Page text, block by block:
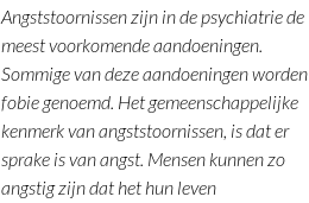
Angststoornissen zijn in de psychiatrie de
meest voorkomende aandoeningen.
Sommige van deze aandoeningen worden
fobie genoemd. Het gemeenschappelijke
kenmerk van angststoornissen, is dat er
sprake is van angst. Mensen kunnen zo
angstig zijn dat het hun leven